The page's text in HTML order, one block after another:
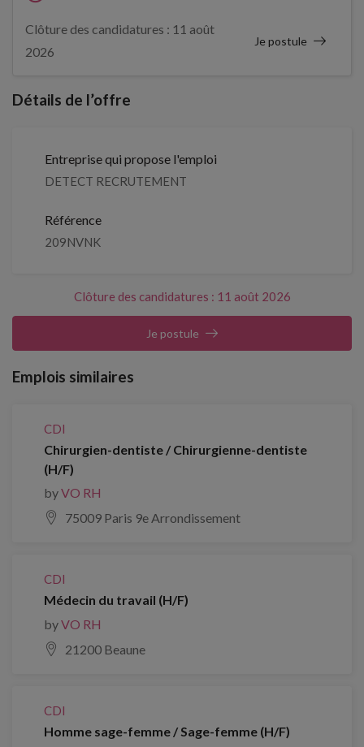
Clôture des candidatures : 11 août
2026
Je postule
Détails de l’offre
Entreprise qui propose l'emploi
DETECT RECRUTEMENT
Référence
209NVNK
Clôture des candidatures : 11 août 2026
Je postule
Emplois similaires
CDI
Chirurgien-dentiste / Chirurgienne-dentiste
(H/F)
byVO RH
75009 Paris 9e Arrondissement
CDI
Médecin du travail (H/F)
byVO RH
21200 Beaune
CDI
Homme sage-femme / Sage-femme (H/F)